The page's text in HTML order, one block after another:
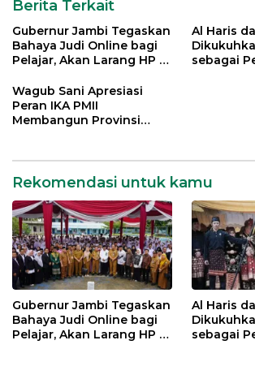
Berita Terkait
Gubernur Jambi Tegaskan
Bahaya Judi Online bagi
Pelajar, Akan Larang HP di
Al Haris
sebagai
Wagub Sani Apresiasi
Peran IKA PMII
Membangun Provinsi
Rekomendasi untuk kamu
Gubernur Jambi Tegaskan
Bahaya Judi Online bagi
Pelajar, Akan Larang HP di
Al Haris
sebagai